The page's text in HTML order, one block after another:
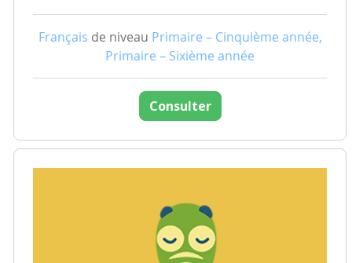
Français de niveau Primaire – Cinquième année,
Primaire – Sixième année
Consulter